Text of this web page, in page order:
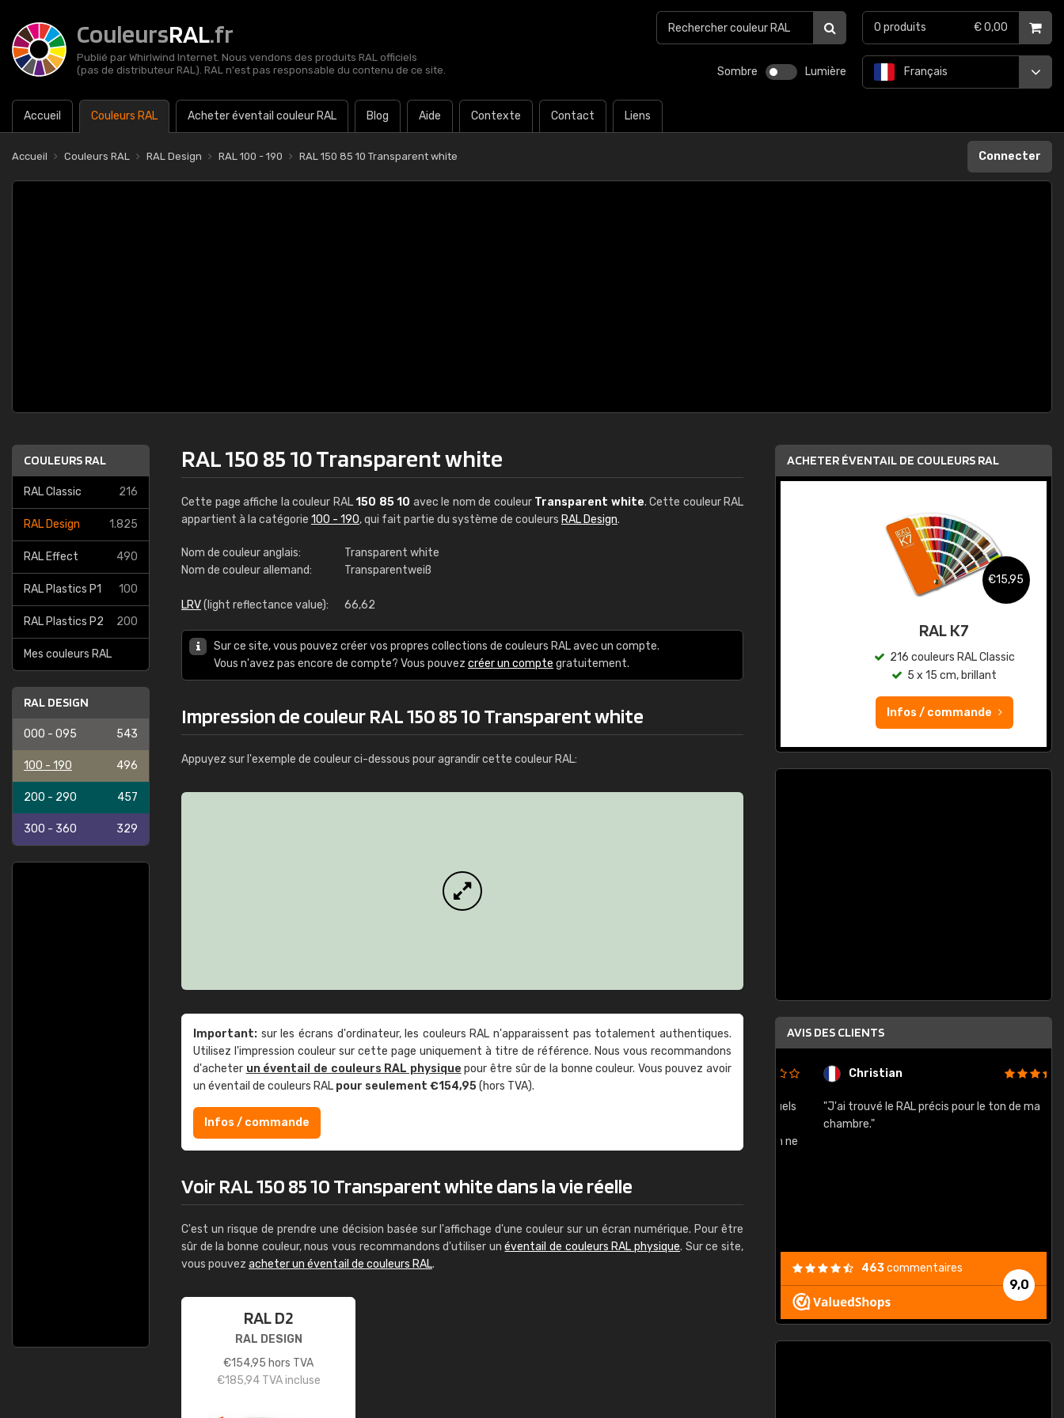
CouleursRAL.fr
Publié par Whirlwind Internet. Nous vendons des produits RAL officiels
(pas de distributeur RAL). RAL n'est pas responsable du contenu de ce site.
Sombre Lumière
Accueil Couleurs RAL Acheter éventail couleur RAL Blog Aide Contexte Contact Liens
Français
0 produits € 0,00
Accueil Couleurs RAL RAL Design RAL 100 - 190 RAL 150 85 10 Transparent white Connecter
COULEURS RAL
RAL Classic 216
RAL Design 1.825
RAL Effect 490
RAL Plastics P1 100
RAL Plastics P2 200
Mes couleurs RAL
RAL DESIGN
000 - 095 543
100 - 190 496
200 - 290 457
300 - 360 329
RAL 150 85 10 Transparent white
Cette page affiche la couleur RAL150 85 10 avec le nom de couleur Transparent white. Cette couleur RAL
appartient à la catégorie 100 - 190, qui fait partie du système de couleurs RAL Design.
Nom de couleur anglais:
Transparent white
Nom de couleur allemand:
Transparentweiß
LRV(light reflectance value): 66,62
Sur ce site, vous pouvez créer vos propres collections de couleurs RAL avec un compte.
Vous n'avez pas encore de compte? Vous pouvez créer un compte gratuitement.
Impression de couleur RAL 150 85 10 Transparent white
Appuyez sur l'exemple de couleur ci-dessous pour agrandir cette couleur RAL:
Important: sur les écrans d'ordinateur, les couleurs RAL n'apparaissent pas totalement authentiques.
Utilisez l'impression couleur sur cette page uniquement à titre de référence. Nous vous recommandons
d'acheter un éventail de couleurs RAL physique pour être sûr de la bonne couleur. Vous pouvez avoir
un éventail de couleurs RAL pour seulement €154,95(hors TVA).
Infos / commande
Voir RAL 150 85 10 Transparent white dans la vie réelle
C'est un risque de prendre une décision basée sur l'affichage d'une couleur sur un écran numérique. Pour être
sûr de la bonne couleur, nous vous recommandons d'utiliser unéventail de couleurs RAL physique. Sur ce site,
vous pouvez acheter un éventail de couleurs RAL.
RAL D2
RAL DESIGN
€154,95 hors TVA
€185,94TVA incluse
ACHETER ÉVENTAIL DE COULEURS RAL
RAL K7 à base d'eau
216 couleurs RAL Classic
Infos / commande
€15,95
RAL K7
216 couleurs RAL Classic
5 x 15 cm, brillant
Infos / commande
AVIS DES CLIENTS
Guillaume Euvrard Christian
"J'ai trouvé le RAL précis pour le ton de ma
chambre."
9,0
463commentaires